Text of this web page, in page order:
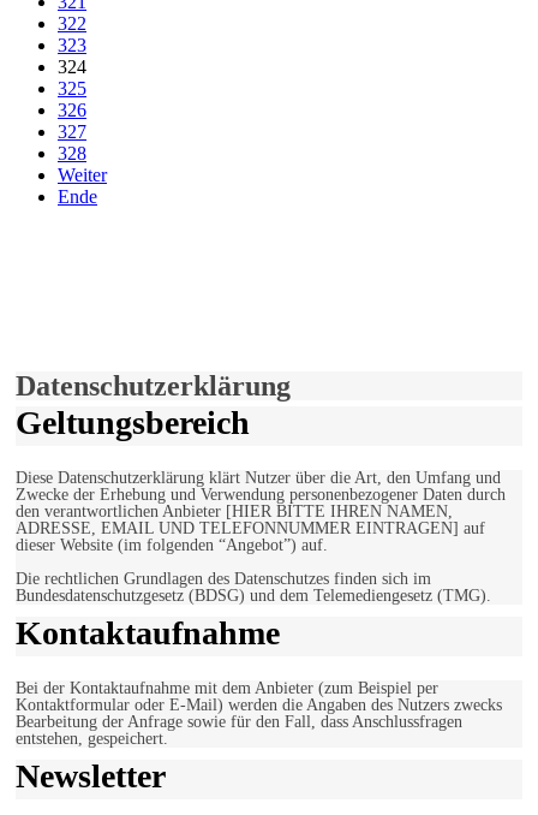
322
323
324
325
326
327
328
Weiter
Ende
Datenschutzerklärung
Geltungsbereich
Diese Datenschutzerklärung klärt Nutzer über die Art, den Umfang und
Zwecke der Erhebung und Verwendung personenbezogener Daten durch
den verantwortlichen Anbieter [HIER BITTE IHREN NAMEN,
ADRESSE, EMAIL UND TELEFONNUMMER EINTRAGEN] auf
dieser Website (im folgenden “Angebot”) auf.
Die rechtlichen Grundlagen des Datenschutzes finden sich im
Bundesdatenschutzgesetz (BDSG) und dem Telemediengesetz (TMG).
Kontaktaufnahme
Bei der Kontaktaufnahme mit dem Anbieter (zum Beispiel per
Kontaktformular oder E-Mail) werden die Angaben des Nutzers zwecks
Bearbeitung der Anfrage sowie für den Fall, dass Anschlussfragen
entstehen, gespeichert.
Newsletter